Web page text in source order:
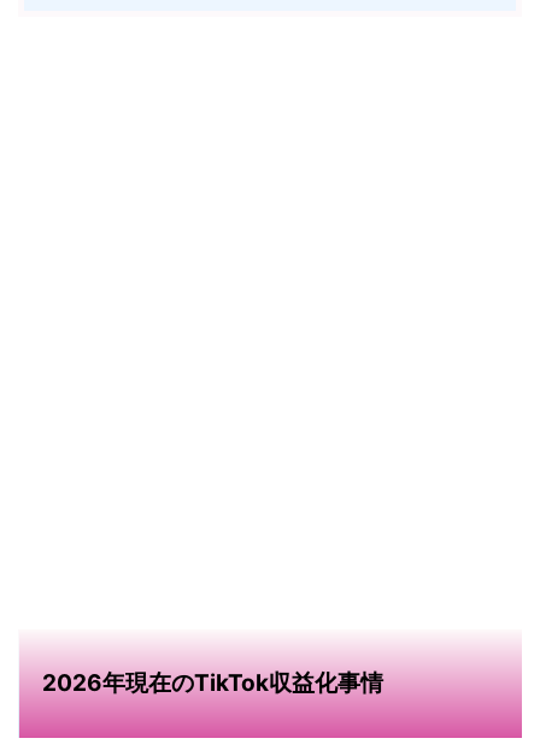
2026年現在のTikTok収益化事情